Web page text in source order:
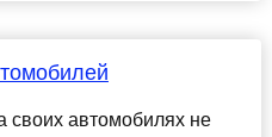
автомобилях не